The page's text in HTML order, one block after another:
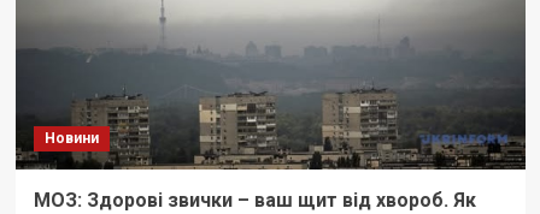
Новини
МОЗ: Здорові звички – ваш щит від хвороб. Як